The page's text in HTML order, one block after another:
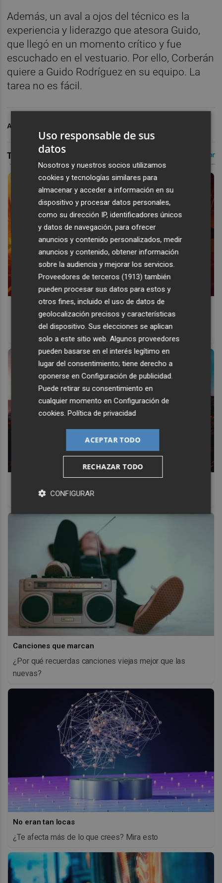
Además, un aval a ojos del técnico es la
experiencia y liderazgo que atesora Guido,
que llegó en un momento crítico y fue
escuchado en el vestuario. Por ello, Corberán
quiere a Guido Rodríguez en su equipo. La
tarea no es fácil.
ARCHIVADO EN
Corepunk MMORPG
Un verdadero MMORPG de la vieja escuela ¡Cómo los de
antes, pero mejor!
Inspírate y elige tu próximo destino para 2026
Canciones que marcan
¿Por qué recuerdas canciones viejas mejor que las
nuevas?
No eran tan locas
¿Te afecta más de lo que crees? Mira esto
Uso responsable de sus
datos
Nosotros y nuestros socios utilizamos
cookies y tecnologías similares para
almacenar y acceder a información en su
dispositivo y procesar datos personales,
como su dirección IP, identificadores únicos
y datos de navegación, para ofrecer
anuncios y contenido personalizados, medir
anuncios y contenido, obtener información
sobre la audiencia y mejorar los servicios.
Proveedores de terceros (1913) también
pueden procesar sus datos para estos y
otros fines, incluido el uso de datos de
geolocalización precisos y características
del dispositivo. Sus elecciones se aplican
solo a este sitio web. Algunos proveedores
pueden basarse en el interés legítimo en
lugar del consentimiento; tiene derecho a
oponerse enConfiguración de publicidad.
Puede retirar su consentimiento en
cualquier momento enConfiguración de
cookies.Política de privacidad
ACEPTAR TODO
RECHAZAR TODO
CONFIGURAR